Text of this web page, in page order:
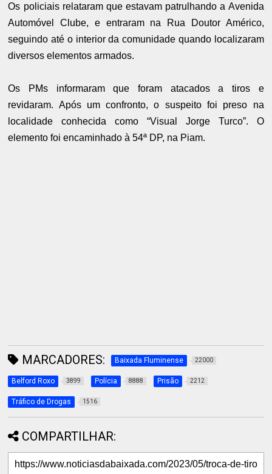
Os policiais relataram que estavam patrulhando a Avenida
Automóvel Clube, e entraram na Rua Doutor Américo,
seguindo até o interior da comunidade quando localizaram
diversos elementos armados.
Os PMs informaram que foram atacados a tiros e
revidaram. Após um confronto, o suspeito foi preso na
localidade conhecida como “Visual Jorge Turco”. O
elemento foi encaminhado à 54ª DP, na Piam.
MARCADORES: Baixada Fluminense 22000
Belford Roxo 3899 Polícia 8888 Prisão 2212
Tráfico de Drogas 1516
COMPARTILHAR: